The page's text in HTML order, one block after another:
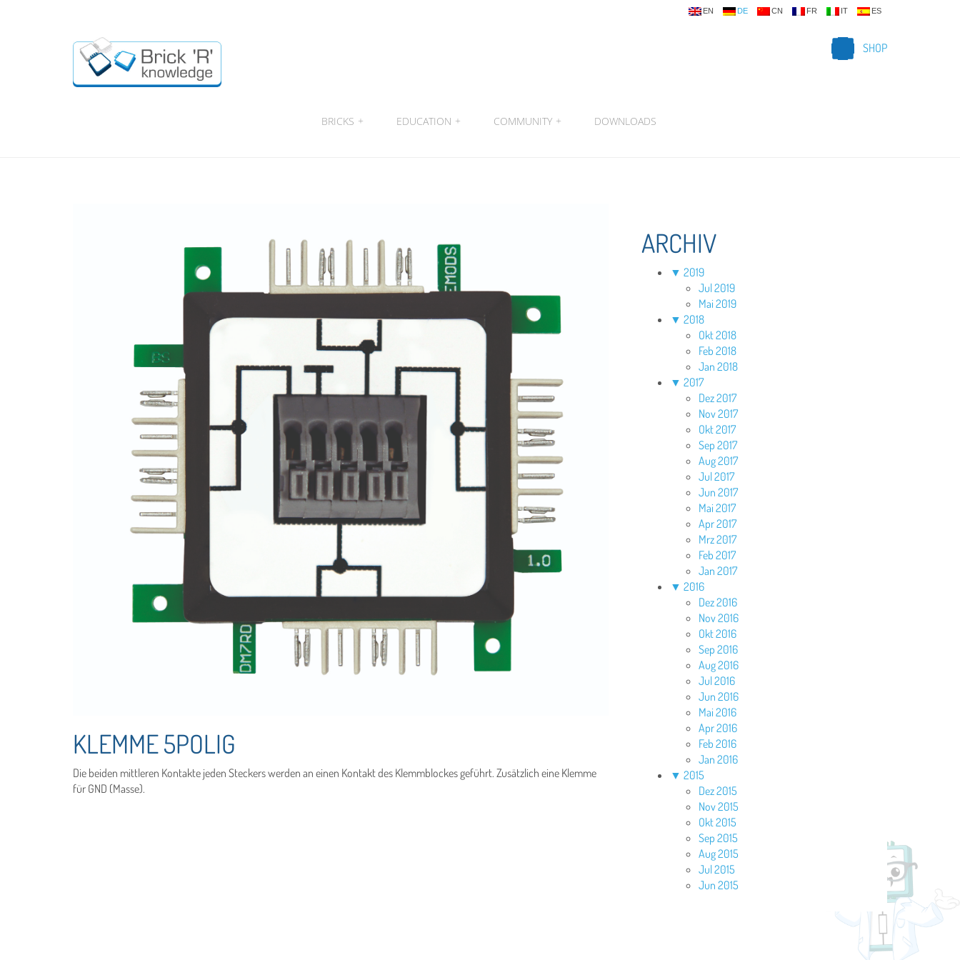
EN DE CN FR IT ES
SHOP
BRICKS + EDUCATION + COMMUNITY + DOWNLOADS
KLEMME 5POLIG
Die beiden mittleren Kontakte jeden Steckers werden an einen Kontakt des Klemmblockes geführt. Zusätzlich eine Klemme
für GND (Masse).
ARCHIV
▼ 2019
Jul 2019
Mai 2019
▼ 2018
Okt 2018
Feb 2018
Jan 2018
▼ 2017
Dez 2017
Nov 2017
Okt 2017
Sep 2017
Aug 2017
Jul 2017
Jun 2017
Mai 2017
Apr 2017
Mrz 2017
Feb 2017
Jan 2017
▼ 2016
Dez 2016
Nov 2016
Okt 2016
Sep 2016
Aug 2016
Jul 2016
Jun 2016
Mai 2016
Apr 2016
Feb 2016
Jan 2016
▼ 2015
Dez 2015
Nov 2015
Okt 2015
Sep 2015
Aug 2015
Jul 2015
Jun 2015